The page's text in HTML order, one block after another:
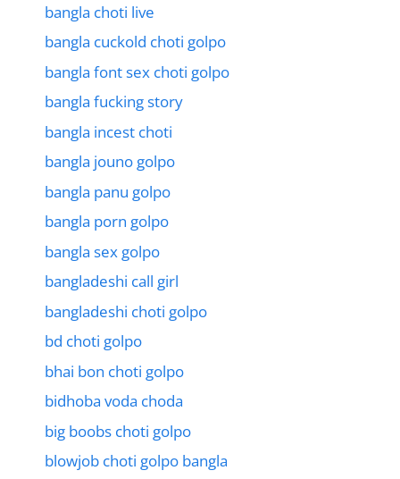
bangla choti live
bangla cuckold choti golpo
bangla font sex choti golpo
bangla fucking story
bangla incest choti
bangla jouno golpo
bangla panu golpo
bangla porn golpo
bangla sex golpo
bangladeshi call girl
bangladeshi choti golpo
bd choti golpo
bhai bon choti golpo
bidhoba voda choda
big boobs choti golpo
blowjob choti golpo bangla